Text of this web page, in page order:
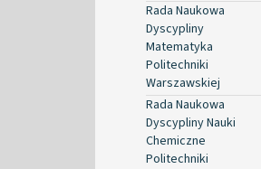
Rada Naukowa
Dyscypliny
Matematyka
Politechniki
Warszawskiej
Rada Naukowa
Dyscypliny Nauki
Chemiczne
Politechniki